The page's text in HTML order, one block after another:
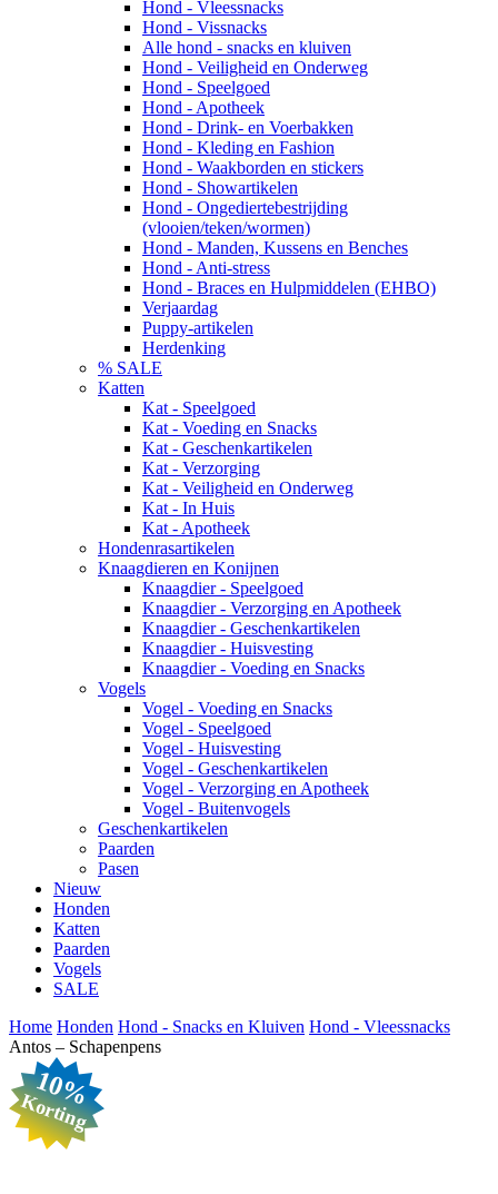
Hond - Vleessnacks
Hond - Vissnacks
Alle hond - snacks en kluiven
Hond - Veiligheid en Onderweg
Hond - Speelgoed
Hond - Apotheek
Hond - Drink- en Voerbakken
Hond - Kleding en Fashion
Hond - Waakborden en stickers
Hond - Showartikelen
Hond - Ongediertebestrijding
(vlooien/teken/wormen)
Hond - Manden, Kussens en Benches
Hond - Anti-stress
Hond - Braces en Hulpmiddelen (EHBO)
Verjaardag
Puppy-artikelen
Herdenking
% SALE
Katten
Kat - Speelgoed
Kat - Voeding en Snacks
Kat - Geschenkartikelen
Kat - Verzorging
Kat - Veiligheid en Onderweg
Kat - In Huis
Kat - Apotheek
Hondenrasartikelen
Knaagdieren en Konijnen
Knaagdier - Speelgoed
Knaagdier - Verzorging en Apotheek
Knaagdier - Geschenkartikelen
Knaagdier - Huisvesting
Knaagdier - Voeding en Snacks
Vogels
Vogel - Voeding en Snacks
Vogel - Speelgoed
Vogel - Huisvesting
Vogel - Geschenkartikelen
Vogel - Verzorging en Apotheek
Vogel - Buitenvogels
Geschenkartikelen
Paarden
Pasen
Nieuw
Honden
Katten
Paarden
Vogels
SALE
Home Honden Hond - Snacks en Kluiven Hond - Vleessnacks
Antos – Schapenpens
10%
Korting